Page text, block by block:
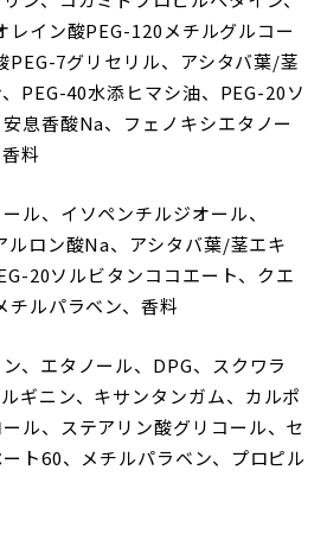
レイン酸PEG-120メチルグルコー
PEG-7グリセリル、アシタバ葉/茎
PEG-40水添ヒマシ油、PEG-20ソ
息香酸Na、フェノキシエタノー
料
ル、イソペンチルジオール、
ルロン酸Na、アシタバ葉/茎エキ
20ソルビタンココエート、クエ
チルパラベン、香料
、エタノール、DPG、スクワラ
ギニン、キサンタンガム、カルポ
ル、ステアリン酸グリコール、セ
ト60、メチルパラベン、プロピル